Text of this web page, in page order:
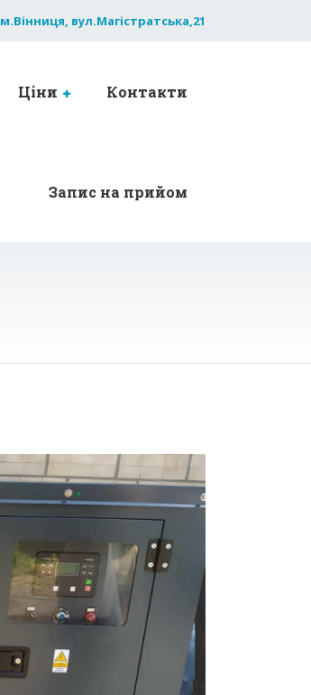
м.Вінниця, вул.Магістратська,21
Ціни Контакти
Запис на прийом